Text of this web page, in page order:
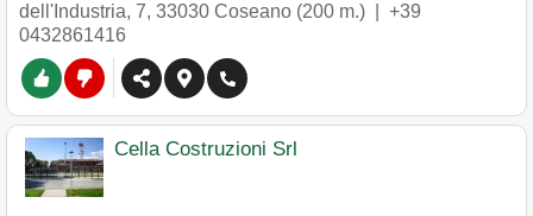
dell'Industria, 7, 33030 Coseano (200 m.) | +39
0432861416
Cella Costruzioni Srl